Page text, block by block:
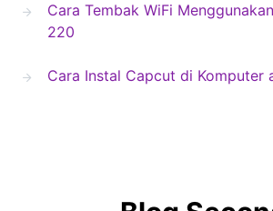
Cara Tembak WiFi
220
Cara Instal Capcut di Komputer